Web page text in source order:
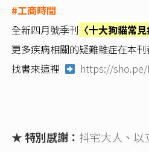
#工商時間
全新四月號季刊 〈十大狗貓常
更多疾病相關的疑難雜症在本
找書來這裡
https://sho.pe/
★ 特別感謝： 抖宅大人 、 以